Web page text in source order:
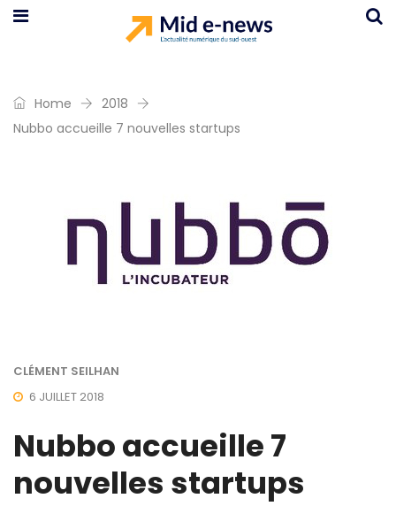
Home
2018
Nubbo accueille 7 nouvelles startups
CLÉMENT SEILHAN
6 JUILLET 2018
Nubbo accueille 7
nouvelles startups